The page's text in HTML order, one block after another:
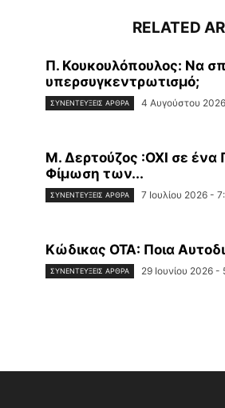
RELATED
Π. Κουκουλόπουλος: Να
υπερσυγκεντρωτισμό;
ΣΥΝΕΝΤΕΎΞΕΙΣ ΆΡΘΡΑ 4 Αυγούστου
Μ. Δερτούζος :ΟΧΙ σε ένα
Φίμωση των...
ΣΥΝΕΝΤΕΎΞΕΙΣ ΆΡΘΡΑ 7 Ιουλίου 2026 -
Κώδικας ΟΤΑ: Ποια
ΣΥΝΕΝΤΕΎΞΕΙΣ ΆΡΘΡΑ 29 Ιουνίου 2026 -